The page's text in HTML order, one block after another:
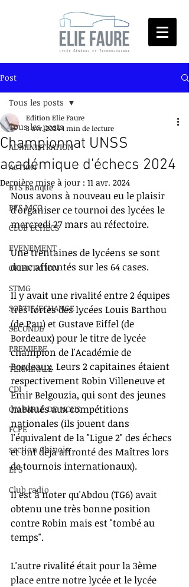
Post
Tous les posts
ADMINISTRATION
ACTION
BTS Banque
BTS MCO
CLUB ECHECS
EVENEMENT
ORIENTATION
STMG
SORTIE/ECHANGE
SECONDE
PREMIERE
TERMINALE
CDI
ON PARLE DE NOUS
FCPE
section Chinois
EPS
Club radio
Tous les posts
Championnat UNSS
académique d'échecs 2024
Edition Elie Faure
3 avr. 20241 min de lecture
Dernière mise à jour : 11 avr. 2024
Nous avons à nouveau eu le plaisir
d'organiser ce tournoi des lycées le
mercredi 27 mars au réfectoire.
Une trentaines de lycéens se sont
donc affrontés sur les 64 cases.
Il y avait une rivalité entre 2 équipes
très fortes des lycées Louis Barthou
(de Pau) et Gustave Eiffel (de
Bordeaux) pour le titre de lycée
champion de l'Académie de
Bordeaux. Leurs 2 capitaines étaient
respectivement Robin Villeneuve et
Emir Belgouzia, qui sont des jeunes
habitués aux compétitions
nationales (ils jouent dans
l'équivalent de la "Ligue 2" des échecs
et ont déjà affronté des Maîtres lors
de tournois internationaux).
Il est à noter qu'Abdou (TG6) avait
obtenu une très bonne position
contre Robin mais est "tombé au
temps".
L'autre rivalité était pour la 3ème
place entre notre lycée et le lycée